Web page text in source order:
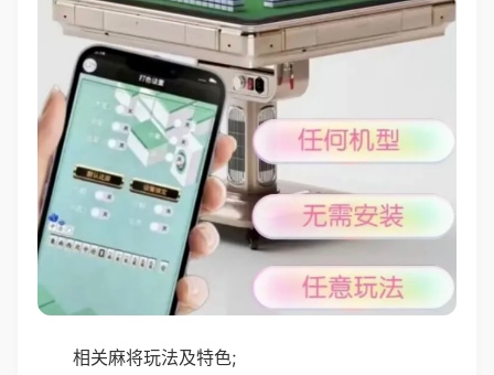
相关麻将玩法及特色;